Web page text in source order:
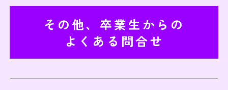
その他、卒業生からの
よくある問合せ